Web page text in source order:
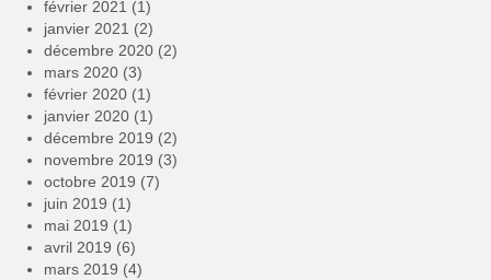
février 2021 (1)
janvier 2021 (2)
décembre 2020 (2)
mars 2020 (3)
février 2020 (1)
janvier 2020 (1)
décembre 2019 (2)
novembre 2019 (3)
octobre 2019 (7)
juin 2019 (1)
mai 2019 (1)
avril 2019 (6)
mars 2019 (4)